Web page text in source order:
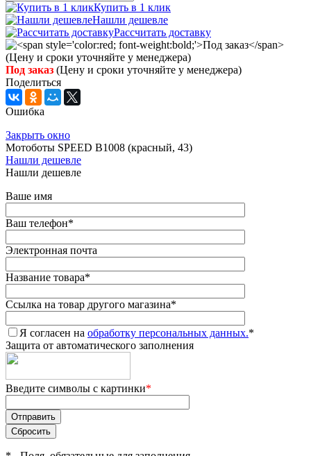
Купить в 1 клик
Нашли дешевле
Рассчитать доставку
Под заказ (Цену и сроки уточняйте у менеджера)
Поделиться
Ошибка
Закрыть окно
Мотоботы SPEED B1008 (красный, 43)
Нашли дешевле
Нашли дешевле
Ваше имя
Ваш телефон*
Электронная почта
Название товара*
Ссылка на товар другого магазина*
Я согласен на обработку персональных данных.*
Защита от автоматического заполнения
Введите символы с картинки*